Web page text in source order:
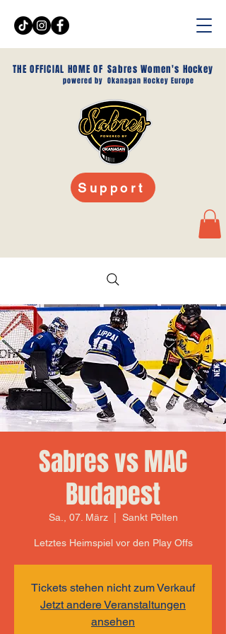
THE OFFICIAL HOME OF
powered by
Sabres Women's Hockey
Okanagan Hockey Europe
Support
Sabres vs MAC
Budapest
Sa., 07. März
  |
Sankt Pölten
Letztes Heimspiel vor den Play Offs
Tickets stehen nicht zum Verkauf
Jetzt andere Veranstaltungen
ansehen